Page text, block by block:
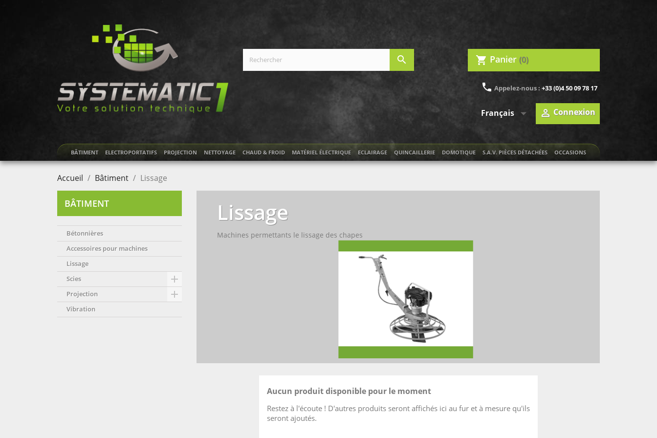
search shopping_cart Panier (0)
phone Appelez-nous : +33 (0)4 50 09 78 17
Français   Connexion
BÂTIMENT ELECTROPORTATIFS PROJECTION NETTOYAGE CHAUD & FROID MATÉRIEL ÉLECTRIQUE ECLAIRAGE QUINCAILLERIE DOMOTIQUE S.A.V. PIÈCES DÉTACHÉES OCCASIONS
Accueil Bâtiment Lissage
BÂTIMENT
Bétonnières
Accessoires pour machines
Lissage
Scies

Projection 
Vibration
Lissage
Machines permettants le lissage des chapes
Aucun produit disponible pour le moment
Restez à l'écoute ! D'autres produits seront affichés ici au fur et à mesure qu'ils
seront ajoutés.